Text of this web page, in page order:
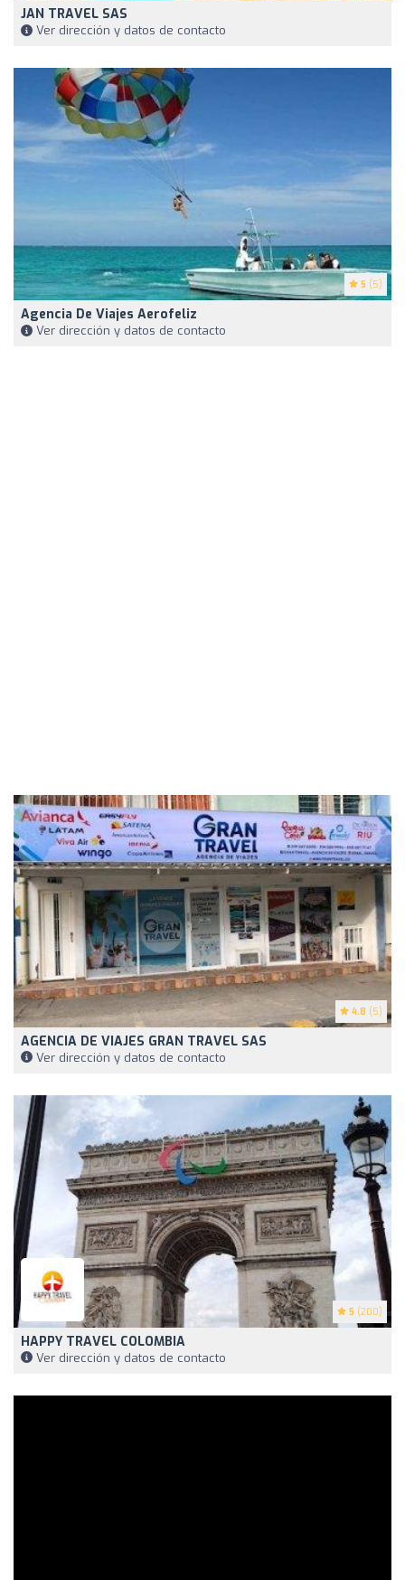
JAN TRAVEL SAS
Ver dirección y datos de contacto
5 (5)
Agencia De Viajes Aerofeliz
Ver dirección y datos de contacto
4.8 (5)
AGENCIA DE VIAJES GRAN TRAVEL SAS
Ver dirección y datos de contacto
5 (200)
HAPPY TRAVEL COLOMBIA
Ver dirección y datos de contacto